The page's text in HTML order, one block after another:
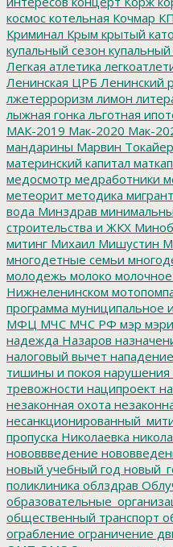
космос котельная Кочмар
Криминал Крым крытый
купальный сезон
Легкая атлетика
Ленинская ЦРБ Ленинский
лжетерроризм лимон
лыжная гонка льготная
МАК-2019 Мак-2020 Мак-
мандарины Марвин Токайер
материнский капитал
медосмотр медработники
метеорит методика
вода Минздрав
строительства и ЖКХ
митинг Михаил Мишустин
многодетные семьи
молодежь молоко
Нижнеленинском
программа муниципальное
МФЦ МЧС МЧС РФ мэр
надежда Назаров
налоговый вычет нападение
тишины и покоя нарушения
тревожности наципроект
незаконная охота
пропуска Николаевка
нововвведение
новый учебный год
поликлиника облздрав
общественный транспорт
ограбление ограничение